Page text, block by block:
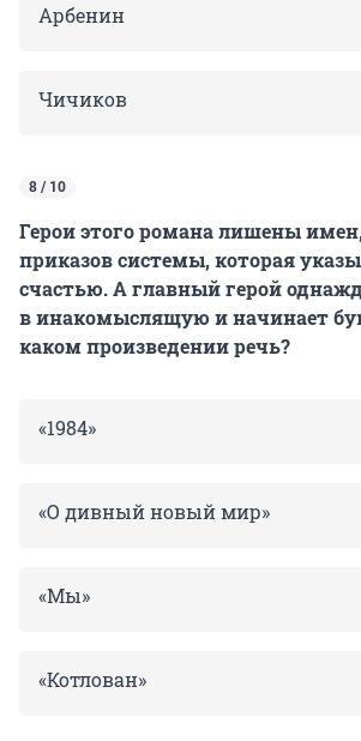
Арбенин
Чичиков
8 / 10
Герои этого романа лишены
приказов системы, которая
счастью. А главный герой
в инакомыслящую и начинает
каком произведении речь?
«1984»
«О дивный новый мир»
«Мы»
«Котлован»